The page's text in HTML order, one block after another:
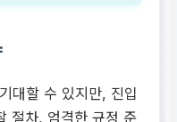
대할 수 있지만, 진입
절차, 엄격한 규정 준